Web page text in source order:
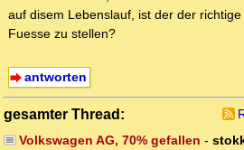
auf disem Lebenslauf, ist der der
Fuesse zu stellen?
antworten
gesamter Thread:
Volkswagen AG, 70% gefallen -